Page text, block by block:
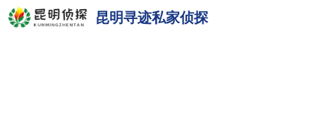
昆明寻迹私家侦探